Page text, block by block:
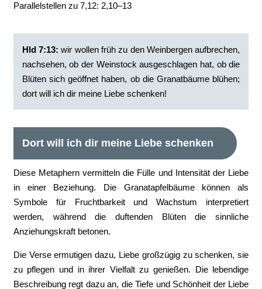
Parallelstellen zu 7,12: 2,10–13
Hld 7:13: wir wollen früh zu den Weinbergen aufbrechen,
nachsehen, ob der Weinstock ausgeschlagen hat, ob die
Blüten sich geöffnet haben, ob die Granatbäume blühen;
dort will ich dir meine Liebe schenken!
Dort will ich dir meine Liebe schenken
Diese Metaphern vermitteln die Fülle und Intensität der Liebe
in einer Beziehung. Die Granatapfelbäume können als
Symbole für Fruchtbarkeit und Wachstum interpretiert
werden, während die duftenden Blüten die sinnliche
Anziehungskraft betonen.
Die Verse ermutigen dazu, Liebe großzügig zu schenken, sie
zu pflegen und in ihrer Vielfalt zu genießen. Die lebendige
Beschreibung regt dazu an, die Tiefe und Schönheit der Liebe